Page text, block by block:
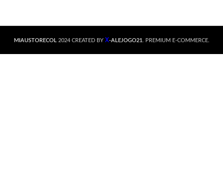
MIAUSTORECOL 2024 CREATED BY X-ALEJOGO21 . PREMIUM E-COMMERCE.